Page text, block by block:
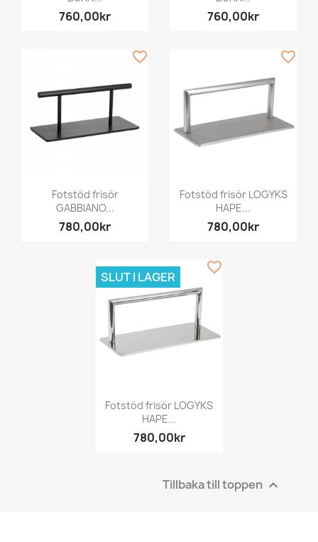
760,00kr 760,00kr
Fotstöd frisör
GABBIANO...
780,00kr
favorite_border
Fotstöd frisör LOGYKS
HAPE...
780,00kr
favorite_border
Fotstöd frisör LOGYKS
HAPE...
780,00kr
SLUT I LAGER
favorite_border
Tillbaka till toppen 